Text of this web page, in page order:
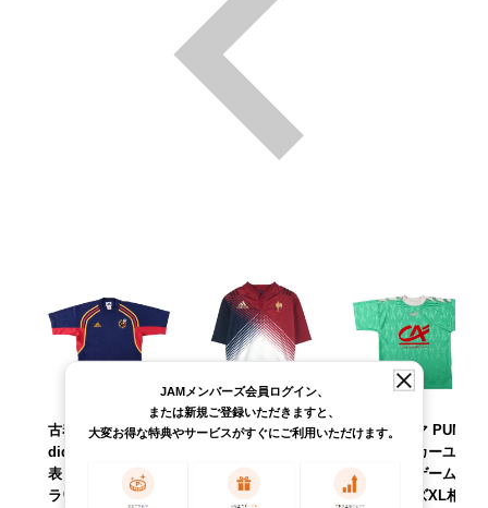
古着 アディダス a
didas スペイン代
表 Raul Gonzalez
ラウルゴンサレス
古着 アディダス a
ック ラグビー フラ
ンス代表 ゲームシ
古着 プーマ PUMA
総柄 サッカーユニ
フォーム ゲームシ
ャツ メンズXL相当
JAMメンバーズ会員ログイン、
または新規ご登録いただきますと、
大変お得な特典やサービスがすぐにご利用いただけます。